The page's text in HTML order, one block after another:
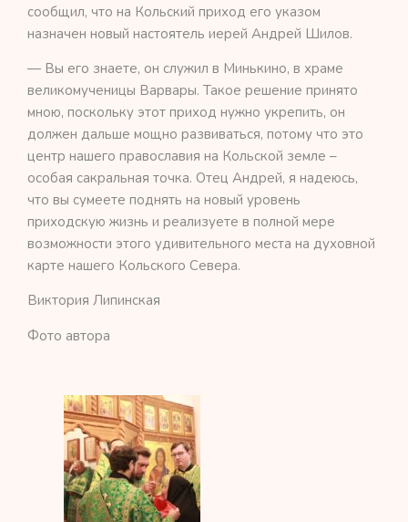
сообщил, что на Кольский приход его указом
назначен новый настоятель иерей Андрей Шилов.
— Вы его знаете, он служил в Минькино, в храме
великомученицы Варвары. Такое решение принято
мною, поскольку этот приход нужно укрепить, он
должен дальше мощно развиваться, потому что это
центр нашего православия на Кольской земле –
особая сакральная точка. Отец Андрей, я надеюсь,
что вы сумеете поднять на новый уровень
приходскую жизнь и реализуете в полной мере
возможности этого удивительного места на духовной
карте нашего Кольского Севера.
Виктория Липинская
Фото автора